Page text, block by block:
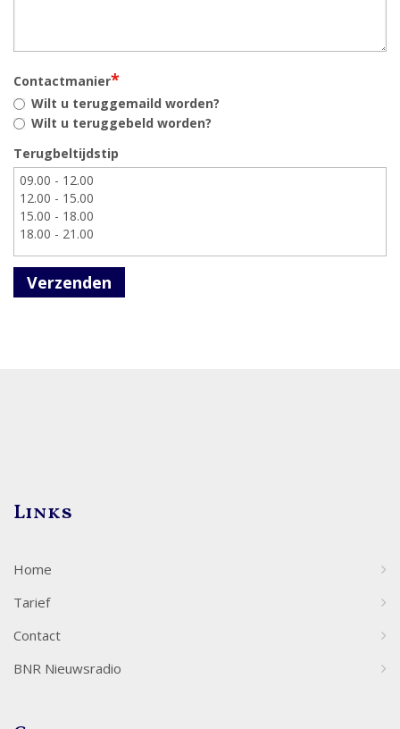
Contactmanier*
Wilt u teruggemaild worden?
Wilt u teruggebeld worden?
Terugbeltijdstip
Verzenden
Links
Home
Tarief
Contact
BNR Nieuwsradio